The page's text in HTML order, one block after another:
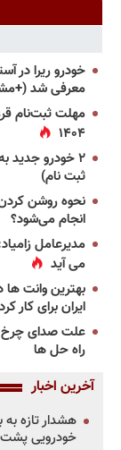
خودرو ریرا در
معرفی شد
مهلت ثبت‌نام
۱۴۰۴
۲ خودرو جدید
ثبت نام)
نحوه روشن
انجام می‌شود؟
مدیرعامل
می آید
ایران برای کار
علت صدای چرخ
راه حل ها
آخرین اخبار
هشدار تازه به
خودرویی پشت